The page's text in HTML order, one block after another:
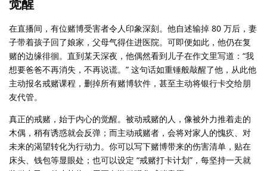
觉醒
在直播间，有位赌博受害者令人印象深刻。他自述输掉 80 万后，妻
子带着孩子回了娘家，父母气得住进医院。可即便如此，他仍在复
赌的边缘徘徊。直到某天深夜，他偶然看到儿子在作文里写道：“我
想要爸爸不再消失，不再说谎。” 这句话如重锤般敲醒了他，从此他
主动报名戒赌课程，删掉所有赌博软件，甚至主动将银行卡交给朋
友代管。
真正的戒赌，始于内心的觉醒。被动戒赌的人，像被外力推着走的
木偶，稍有诱惑就会反弹；而主动戒赌者，会将对家人的愧疚、对
未来的渴望转化为行动力。你可以写下赌博带来的伤害清单，贴在
床头、钱包等显眼处；也可以设定 “戒赌打卡计划”，每坚持一天就